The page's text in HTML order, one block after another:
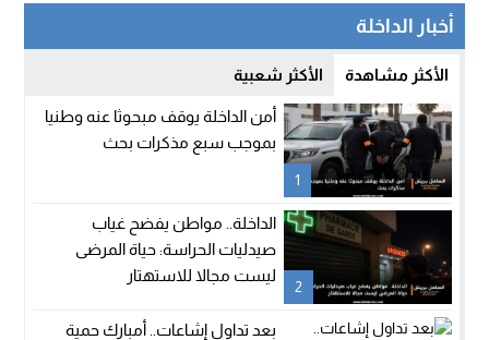
أخبار الداخلة
الأكثر مشاهدة الأكثر شعبية
1
أمن الداخلة يوقف مبحوثا عنه وطنيا
بموجب سبع مذكرات بحث
2
الداخلة.. مواطن يفضح غياب
صيدليات الحراسة: حياة المرضى
ليست مجالا للاستهتار
بعد تداول إشاعات.. أمبارك حمية